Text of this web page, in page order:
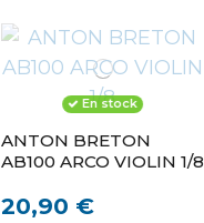
En stock
ANTON BRETON
AB100 ARCO VIOLIN 1/8
20,90 €